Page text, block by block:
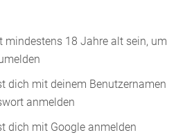
mindestens 18 Jahre alt sein, um
dich mit deinem Benutzernamen
anmelden
dich mit Google anmelden